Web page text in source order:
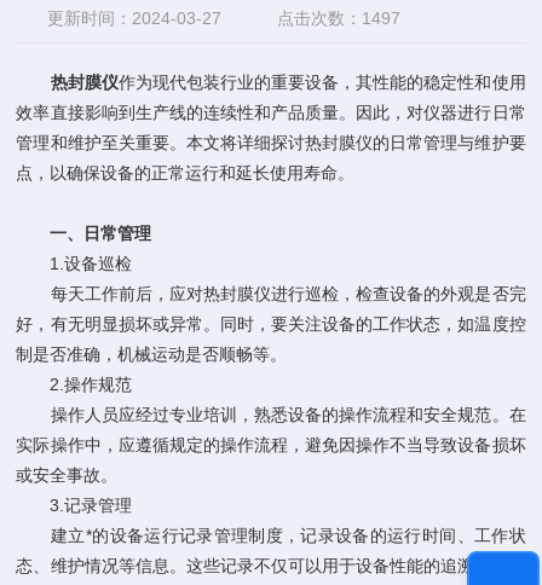
更新时间：2024-03-27 点击次数：1497
热封膜仪作为现代包装行业的重要设备，其性能的稳定性和使用
效率直接影响到生产线的连续性和产品质量。因此，对仪器进行日常
管理和维护至关重要。本文将详细探讨热封膜仪的日常管理与维护要
点，以确保设备的正常运行和延长使用寿命。
一、日常管理
1.设备巡检
每天工作前后，应对热封膜仪进行巡检，检查设备的外观是否完
好，有无明显损坏或异常。同时，要关注设备的工作状态，如温度控
制是否准确，机械运动是否顺畅等。
2.操作规范
操作人员应经过专业培训，熟悉设备的操作流程和安全规范。在
实际操作中，应遵循规定的操作流程，避免因操作不当导致设备损坏
或安全事故。
3.记录管理
建立*的设备运行记录管理制度，记录设备的运行时间、工作状
态、维护情况等信息。这些记录不仅可以用于设备性能的追溯，还能